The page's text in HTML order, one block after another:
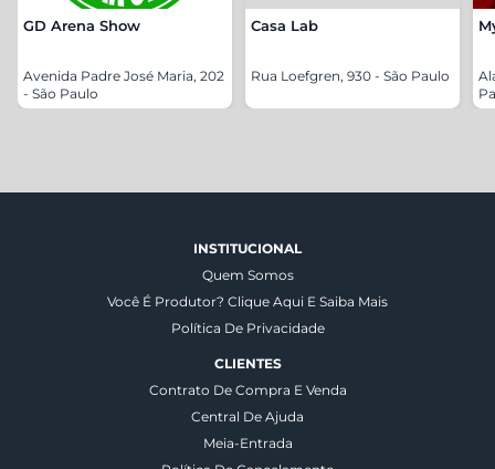
GD Arena Show
Avenida Padre José Maria, 202
- São Paulo
Casa Lab
Rua Loefgren, 930 - São Paulo
INSTITUCIONAL
Quem Somos
Você É Produtor? Clique Aqui E Saiba Mais
Política De Privacidade
CLIENTES
Contrato De Compra E Venda
Central De Ajuda
Meia-Entrada